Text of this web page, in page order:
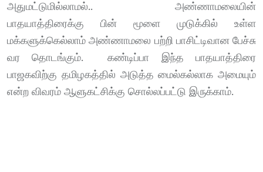
அதுமட்டுமில்லாமல்.. அண்ணாமலையின்
பாதயாத்திரைக்கு பின் மூளை முடுக்கில் உள்ள
மக்களுக்கெல்லாம் அண்ணாமலை பற்றி பாசிட்டிவான பேச்சு
வர தொடங்கும். கண்டிப்பா இந்த பாதயாத்திரை
பாஜகவிற்கு தமிழகத்தில் அடுத்த மைல்கல்லாக அமையும்
என்ற விவரம் ஆளுகட்சிக்கு சொல்லப்பட்டு இருக்காம்.